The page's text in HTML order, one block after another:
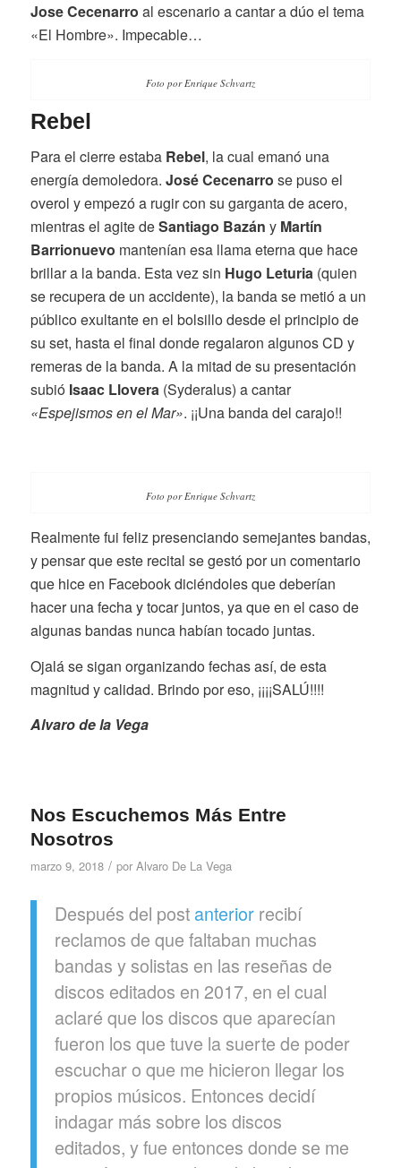
Jose Cecenarro al escenario a cantar a dúo el tema
«El Hombre». Impecable…
Foto por Enrique Schvartz
Rebel
Para el cierre estaba Rebel, la cual emanó una
energía demoledora. José Cecenarro se puso el
overol y empezó a rugir con su garganta de acero,
mientras el agite deSantiago Bazán y Martín
Barrionuevo mantenían esa llama eterna que hace
brillar a la banda. Esta vez sin Hugo Leturia(quien
se recupera de un accidente), la banda se metió a un
público exultante en el bolsillo desde el principio de
su set, hasta el final donde regalaron algunos CD y
remeras de la banda. A la mitad de su presentación
subió Isaac Llovera(Syderalus) a cantar
«Espejismos en el Mar». ¡¡Una banda del carajo!!
Foto por Enrique Schvartz
Realmente fui feliz presenciando semejantes bandas,
y pensar que este recital se gestó por un comentario
que hice en Facebook diciéndoles que deberían
hacer una fecha y tocar juntos, ya que en el caso de
algunas bandas nunca habían tocado juntas.
Ojalá se sigan organizando fechas así, de esta
magnitud y calidad. Brindo por eso, ¡¡¡¡SALÚ!!!!
Alvaro de la Vega
Nos Escuchemos Más Entre
Nosotros
marzo 9, 2018 / por Alvaro De La Vega
Después del post anteriorrecibí
reclamos de que faltaban muchas
bandas y solistas en las reseñas de
discos editados en 2017, en el cual
aclaré que los discos que aparecían
fueron los que tuve la suerte de poder
escuchar o que me hicieron llegar los
propios músicos. Entonces decidí
indagar más sobre los discos
editados, y fue entonces donde se me